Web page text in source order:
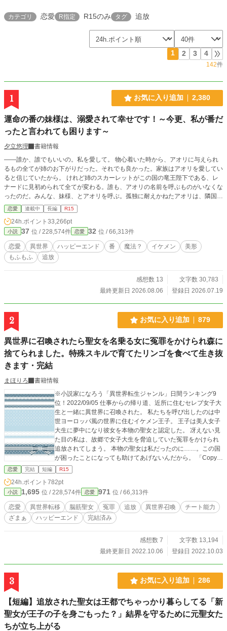
カテゴリ 恋愛 R指定 R15のみ タグ 追放
1 2 3 4
142件
1 お気に入り追加 2,380
運命の番の妹様は、溺愛されて幸せです！～今更、私が番だ
ったと言われても困ります～
夕立悠理
書籍情報
――誰か、誰でもいいの。私を愛して。 物心着いた時から、アオリに与えられ
るもの全てが姉のお下がりだった。それでも良かった。家族はアオリを愛してい
ると信じていたから。 けれど姉のスカーレットがこの国の竜王陛下である、レ
ナードに見初められて全てが変わる。誰も、アオリの名前を呼ぶものがいなくな
ったのだ。みんな、妹様、とアオリを呼ぶ。孤独に耐えかねたアオリは、隣国へ
と旅にでることにした。──そこで、自分の本当の運命が待っているとも、知ら
ずに。 ※以前投稿していた「竜王陛下の番……の妹様は、隣国で溺愛される」
のリメイクです。
恋愛 連載中 長編 R15
24h.ポイント 33,266pt
小説 37 位 / 228,574件 恋愛 32 位 / 66,313件
恋愛 異世界 ハッピーエンド 番 魔法？ イケメン
美形
もふもふ
追放
感想数 13
文字数 30,783
最終更新日 2026.08.06
登録日 2026.07.19
2 お気に入り追加 879
異世界に召喚されたら聖女を名乗る女に冤罪をかけられ森に
捨てられました。特殊スキルで育てたリンゴを食べて生き抜
きます・完結
まほりろ
書籍情報
※小説家になろう「異世界転生ジャンル」日間ランキング9
位！2022/09/05 仕事からの帰り道、近所に住むセレブ女子大
生と一緒に異世界に召喚された。 私たちを呼び出したのは中
世ヨーロッパ風の世界に住むイケメン王子。 王子は美人女子
大生に夢中になり彼女を本物の聖女と認定した。 冴えない見
た目の私は、故郷で女子大生を脅迫していた冤罪をかけられ
追放されてしまう。 本物の聖女は私だったのに……。この国
が困ったことになっても助けてあげないんだから。 「Copyri
ght（C）2022-九頭竜坂まほろん」 ※無断転載を禁止しま
す。 ※朗読動画の無断配信も禁止します。 ※小説家になろう
先行投稿。カクヨム、エブリスタにも投稿予定。 ※表紙素材
はあぐりりんこ様よりお借りしております。
恋愛 完結 短編 R15
24h.ポイント 782pt
小説 1,695 位 / 228,574件 恋愛 971 位 / 66,313件
恋愛 異世界転移 脳筋聖女 冤罪 追放 異世界召喚
チート能力
ざまぁ
ハッピーエンド 完結済み
感想数 7
文字数 13,194
最終更新日 2022.10.06
登録日 2022.10.03
3 お気に入り追加 286
【短編】追放された聖女は王都でちゃっかり暮らしてる「新
聖女が王子の子を身ごもった？」結界を守るために元聖女た
ちが立ち上がる